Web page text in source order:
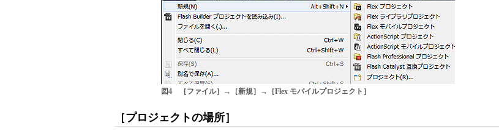
図4 ［ファイル］→［新規］→［Flex モバイルプロジェクト］
［プロジェクトの場所］